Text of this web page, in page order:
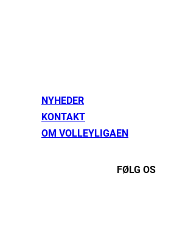
NYHEDER
KONTAKT
OM VOLLEYLIGAEN
FØLG OS